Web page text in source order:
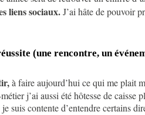
liens sociaux.J’ai hâte de pouvoir
(une rencontre, un
à faire aujourd’hui ce qui me plait
j’ai aussi été hôtesse de
suis contente d’entendre certains